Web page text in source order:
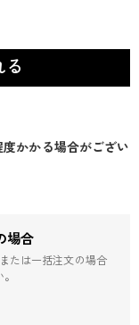
かかる場合がござい
場合
たは一括注文の場合